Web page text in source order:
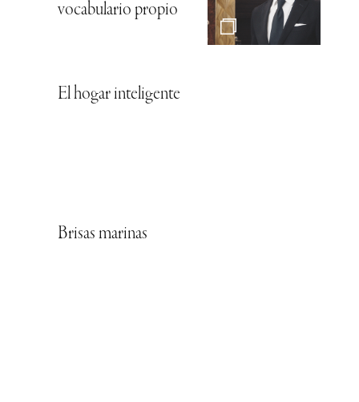
vocabulario propio
El hogar inteligente
Brisas marinas